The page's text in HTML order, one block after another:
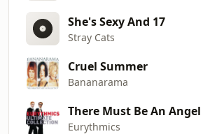
She's Sexy And 17
Stray Cats
Cruel Summer
Bananarama
Eurythmics